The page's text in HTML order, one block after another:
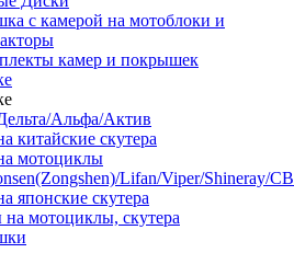
с камерой на мотоблоки и
камер и покрышек
Альфа/Актив
китайские скутера
мотоциклы
Lifan/Viper/Shineray/CB
японские скутера
мотоциклы, скутера